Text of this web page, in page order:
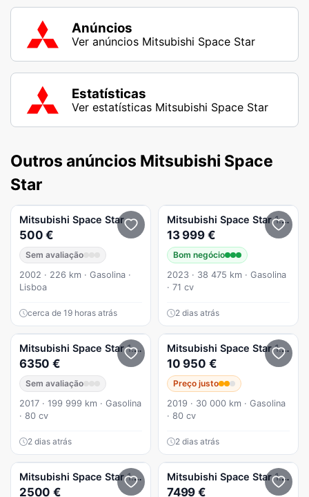
Anúncios
Ver anúncios Mitsubishi Space Star
Estatísticas
Ver estatísticas Mitsubishi Space Star
Outros anúncios Mitsubishi Space
Star
Mitsubishi Space Star
500 €
Sem avaliação
2002 · 226 km · Gasolina ·
Lisboa
cerca de 19 horas atrás
Mitsubishi Space Star 1.2 Connect Edition
13 999 €
Bom negócio
2023 · 38 475 km · Gasolina
· 71 cv
2 dias atrás
Mitsubishi Space Star 1.2 Intense
6350 €
Sem avaliação
2017 · 199 999 km · Gasolina
· 80 cv
2 dias atrás
Mitsubishi Space Star 1.2 Intense Connect Edition
10 950 €
Preço justo
2019 · 30 000 km · Gasolina
· 80 cv
2 dias atrás
Mitsubishi Space Star 1.9 DI-D HP Avance
2500 €
Mitsubishi Space Star 1.2 Intense
7499 €